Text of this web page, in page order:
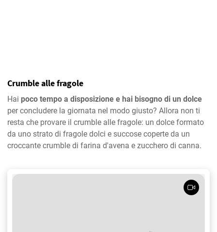
Crumble alle fragole
Hai poco tempo a disposizione e hai bisogno di un dolce
per concludere la giornata nel modo giusto? Allora non ti
resta che provare il crumble alle fragole: un dolce formato
da uno strato di fragole dolci e succose coperte da un
croccante crumble di farina d'avena e zucchero di canna.